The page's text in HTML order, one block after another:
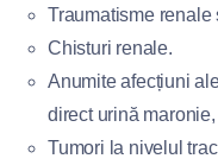
Traumatisme renale
Chisturi renale.
Anumite afecțiuni
direct urină
Tumori la nivelul